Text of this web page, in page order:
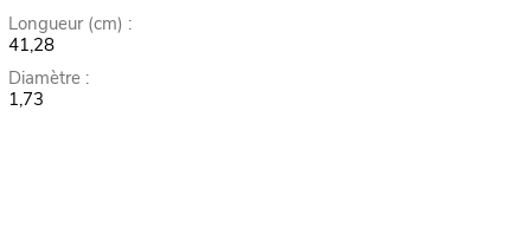
Longueur (cm) :
41,28
Diamètre :
1,73